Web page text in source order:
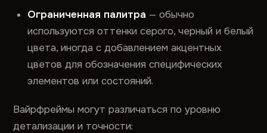
Ограниченная палитра — обычно
используются оттенки серого, черный и белый
цвета, иногда с добавлением акцентных
цветов для обозначения специфических
элементов или состояний.
Вайрфреймы могут различаться по уровню
детализации и точности: